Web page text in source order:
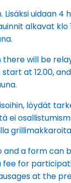
uidaan 4
alkavat klo
will be
at 12.00,
löydät
ei
and a form can
for
at the